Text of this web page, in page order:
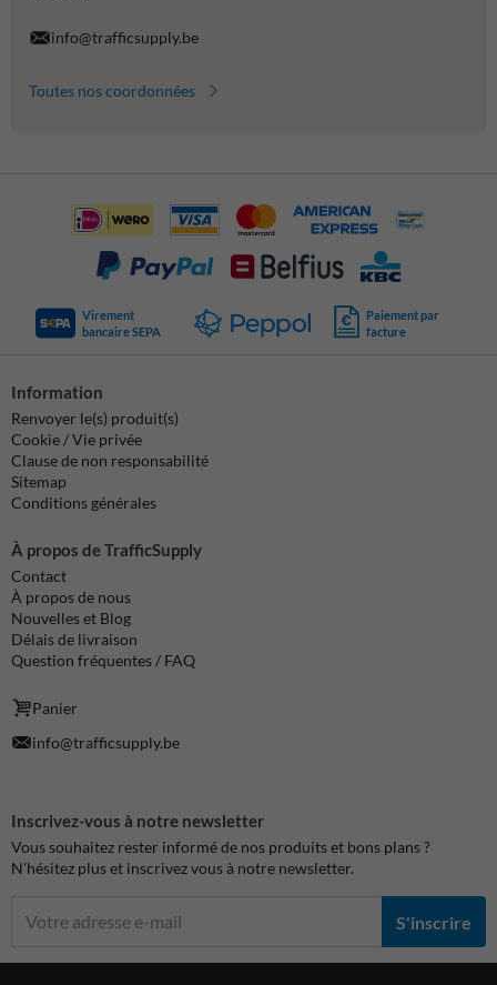
info@trafficsupply.be
Toutes nos coordonnées
Virement
bancaire SEPA
Paiement par
facture
Information
Renvoyer le(s) produit(s)
Cookie / Vie privée
Clause de non responsabilité
Sitemap
Conditions générales
À propos de TrafficSupply
Contact
À propos de nous
Nouvelles et Blog
Délais de livraison
Question fréquentes / FAQ
Panier
info@trafficsupply.be
Inscrivez-vous à notre newsletter
Vous souhaitez rester informé de nos produits et bons plans ?
N'hésitez plus et inscrivez vous à notre newsletter.
S'inscrire